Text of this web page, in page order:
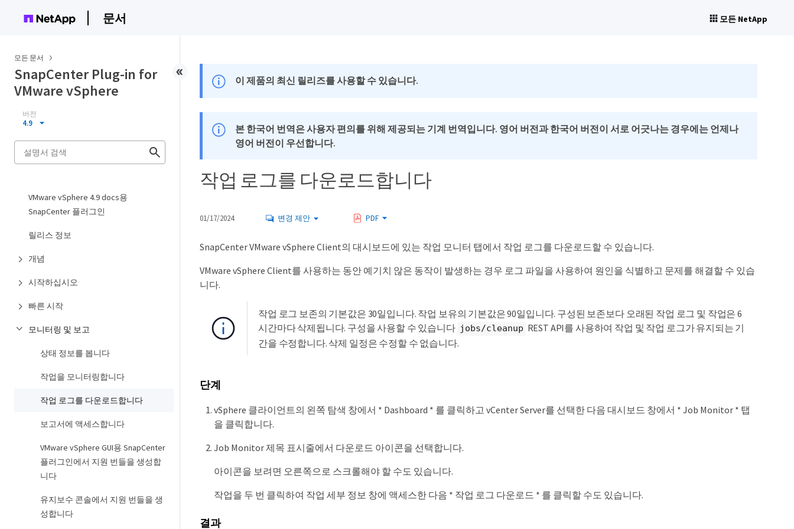
문서 모든 NetApp
모든 문서
SnapCenter Plug-in for
VMware vSphere
버전
4.9
VMware vSphere 4.9 docs용
SnapCenter 플러그인
릴리스 정보
개념
시작하십시오
빠른 시작
모니터링 및 보고
상태 정보를 봅니다
작업을 모니터링합니다
작업 로그를 다운로드합니다
보고서에 액세스합니다
VMware vSphere GUI용 SnapCenter
플러그인에서 지원 번들을 생성합
니다
유지보수 콘솔에서 지원 번들을 생
성합니다
이 제품의 최신 릴리즈를 사용할 수 있습니다.
본 한국어 번역은 사용자 편의를 위해 제공되는 기계 번역입니다. 영어 버전과 한국어 버전이 서로 어긋나는 경우에는 언제나
영어 버전이 우선합니다.
작업 로그를 다운로드합니다
01/17/2024 변경 제안 PDF
SnapCenter VMware vSphere Client의 대시보드에 있는 작업 모니터 탭에서 작업 로그를 다운로드할 수 있습니다.
VMware vSphere Client를 사용하는 동안 예기치 않은 동작이 발생하는 경우 로그 파일을 사용하여 원인을 식별하고 문제를 해결할 수 있습
니다.
작업 로그 보존의 기본값은 30일입니다. 작업 보유의 기본값은 90일입니다. 구성된 보존보다 오래된 작업 로그 및 작업은 6
시간마다 삭제됩니다. 구성을 사용할 수 있습니다 jobs/cleanup REST API를 사용하여 작업 및 작업 로그가 유지되는 기
간을 수정합니다. 삭제 일정은 수정할 수 없습니다.
단계
vSphere 클라이언트의 왼쪽 탐색 창에서 * Dashboard * 를 클릭하고 vCenter Server를 선택한 다음 대시보드 창에서 * Job Monitor * 탭
을 클릭합니다.
Job Monitor 제목 표시줄에서 다운로드 아이콘을 선택합니다.
아이콘을 보려면 오른쪽으로 스크롤해야 할 수도 있습니다.
작업을 두 번 클릭하여 작업 세부 정보 창에 액세스한 다음 * 작업 로그 다운로드 * 를 클릭할 수도 있습니다.
결과